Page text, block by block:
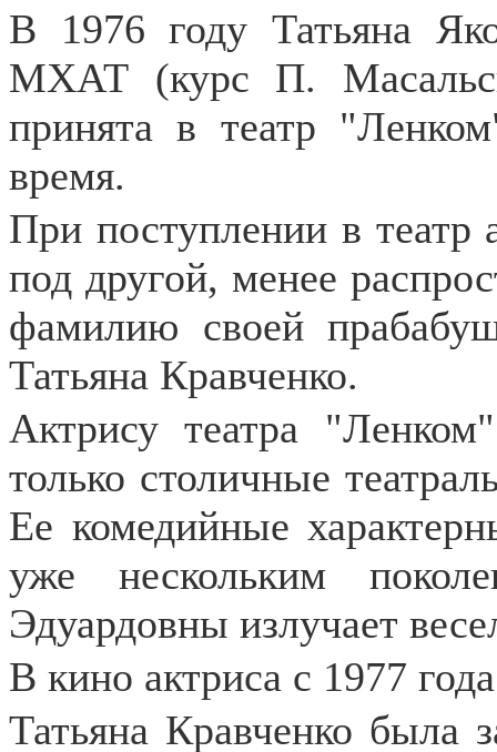
В 1976 году Татьяна
МХАТ (курс П.
принята в театр
время.
При поступлении в театр
под другой, менее
фамилию своей
Татьяна Кравченко.
Актрису театра
только столичные
Ее комедийные
уже нескольким
Эдуардовны излучает
В кино актриса с 1977
Татьяна Кравченко